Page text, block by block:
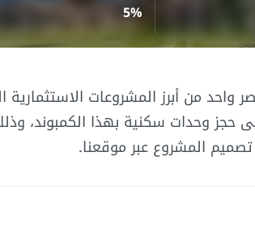
5%
واحد من أبرز المشروعات
حجز وحدات سكنية بهذا الكمبوند،
المشروع عبر موقعنا.